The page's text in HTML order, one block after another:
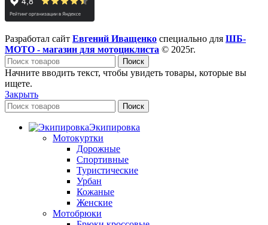
Разработал сайт Евгений Иващенко специально для ШБ-
МОТО - магазин для мотоциклиста © 2025г.
Поиск
Начните вводить текст, чтобы увидеть товары, которые вы
ищете.
Закрыть
Поиск
Экипировка
Мотокуртки
Дорожные
Спортивные
Туристические
Урбан
Кожаные
Женские
Мотобрюки